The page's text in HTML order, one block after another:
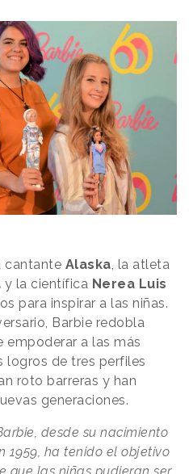
cantante Alaska, la atleta
y la científica Nerea Luis
para inspirar a las niñas.
Barbie redobla
empoderar a las más
logros de tres perfiles
roto barreras y han
generaciones.
desde su nacimiento
1959, ha tenido el objetivo